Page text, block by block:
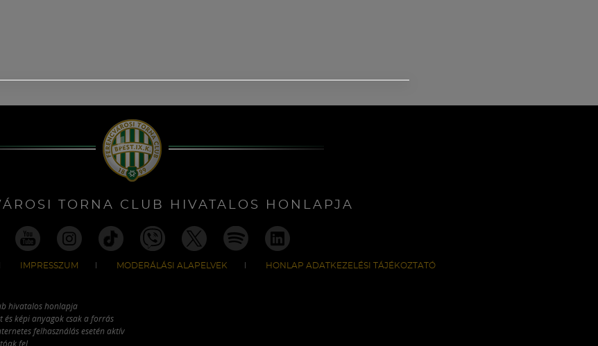
TORNA CLUB HIVATALOS HONLAPJA
IMPRESSZUM MODERÁLÁSI ALAPELVEK HONLAP ADATKEZELÉSI TÁJÉKOZTATÓ
hivatalos honlapja
képi anyagok csak a forrás
felhasználás esetén aktív
fel.